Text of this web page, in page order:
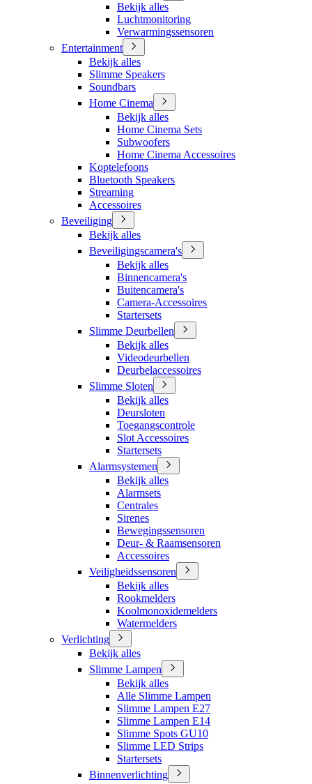
Bekijk alles
Luchtmonitoring
Verwarmingssensoren
Entertainment
Bekijk alles
Slimme Speakers
Soundbars
Home Cinema
Bekijk alles
Home Cinema Sets
Subwoofers
Home Cinema Accessoires
Koptelefoons
Bluetooth Speakers
Streaming
Accessoires
Beveiliging
Bekijk alles
Beveiligingscamera's
Bekijk alles
Binnencamera's
Buitencamera's
Camera-Accessoires
Startersets
Slimme Deurbellen
Bekijk alles
Videodeurbellen
Deurbelaccessoires
Slimme Sloten
Bekijk alles
Deursloten
Toegangscontrole
Slot Accessoires
Startersets
Alarmsystemen
Bekijk alles
Alarmsets
Centrales
Sirenes
Bewegingssensoren
Deur- & Raamsensoren
Accessoires
Veiligheidssensoren
Bekijk alles
Rookmelders
Koolmonoxidemelders
Watermelders
Verlichting
Bekijk alles
Slimme Lampen
Bekijk alles
Alle Slimme Lampen
Slimme Lampen E27
Slimme Lampen E14
Slimme Spots GU10
Slimme LED Strips
Startersets
Binnenverlichting